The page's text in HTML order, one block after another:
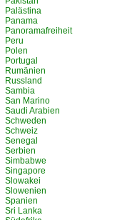
Palästina
Panama
Panoramafreiheit
Peru
Polen
Portugal
Rumänien
Russland
Sambia
San Marino
Saudi Arabien
Schweden
Schweiz
Senegal
Serbien
Simbabwe
Singapore
Slowakei
Slowenien
Spanien
Sri Lanka